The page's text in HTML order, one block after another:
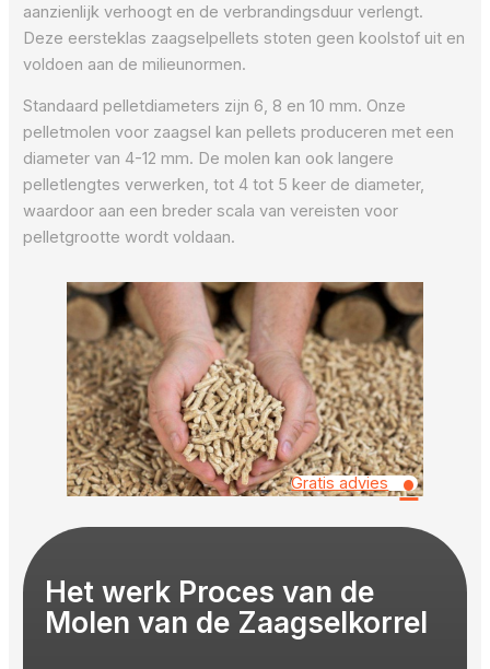
aanzienlijk verhoogt en de verbrandingsduur verlengt.
Deze eersteklas zaagselpellets stoten geen koolstof uit en
voldoen aan de milieunormen.
Standaard pelletdiameters zijn 6, 8 en 10 mm. Onze
pelletmolen voor zaagsel kan pellets produceren met een
diameter van 4-12 mm. De molen kan ook langere
pelletlengtes verwerken, tot 4 tot 5 keer de diameter,
waardoor aan een breder scala van vereisten voor
pelletgrootte wordt voldaan.
Gratis advies •
Het werk Proces van de
Molen van de Zaagselkorrel